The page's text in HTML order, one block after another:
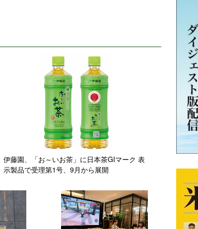
伊藤園、「お～いお茶」に日本茶GIマーク 表
示製品で受理第1号、9月から展開